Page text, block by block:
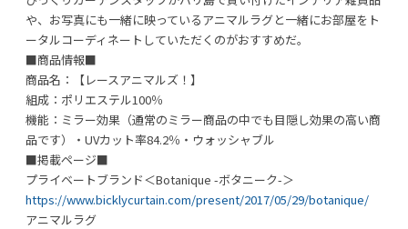
や、お写真にも一緒に映っているアニマルラグと一緒にお部屋をト
ータルコーディネートしていただくのがおすすめだ。
■商品情報■
商品名：【レースアニマルズ！】
組成：ポリエステル100％
機能：ミラー効果（通常のミラー商品の中でも目隠し効果の高い商
品です）・UVカット率84.2％・ウォッシャブル
■掲載ページ■
プライベートブランド＜Botanique -ボタニーク-＞
https://www.bicklycurtain.com/present/2017/05/29/botanique/
アニマルラグ